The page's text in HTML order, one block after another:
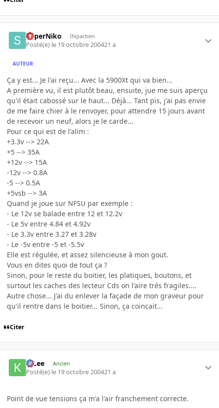
SuperNiko INpactien
Posté(e) le 19 octobre 200421 a
AUTEUR
Ça y est... Je l'ai reçu... Avec la 5900Xt qui va bien...
A première vu, il est plutôt beau, ensuite, jue me suis aperçu
qu'il était cabossé sur le haut... Déjà... Tant pis, j'ai pas envie
de me faire chier à le renvoyer, pour attendre 15 jours avant
de recevoir un neuf, alors je le carde...
Pour ce qui est de l'alim :
+3.3v --> 22A
+5 --> 35A
+12v --> 15A
-12v --> 0.8A
-5 --> 0.5A
+5vsb --> 3A
Quand je joue sur NFSU par exemple :
- Le 12v se balade entre 12 et 12.2v
- Le 5v entre 4.84 et 4.92v
- Le 3.3v entre 3.27 et 3.28v
- Le -5v entre -5 et -5.5v
Elle est régulée, et assez silencieuse à mon gout.
Vous en dites quoi de tout ça ?
Sinon, pour le reste du boitier, les platiques, boutons, et
surtout les caches des lecteur Cds on l'aire trés fragiles....
Autre chose... J'ai du enlever la façade de mon graveur pour
qu'il rentre dans le boitier... Sinon, ça coincait...
Citer
K-Lee Ancien
Posté(e) le 19 octobre 200421 a
Point de vue tensions ça m'a l'air franchement correcte.